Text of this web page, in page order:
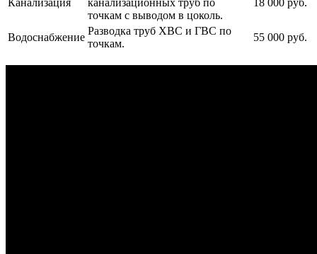
Канализация
канализационных труб по
точкам с выводом в цоколь.
18 000 руб.
Водоснабжение
Разводка труб ХВС и ГВС по
точкам.
55 000 руб.